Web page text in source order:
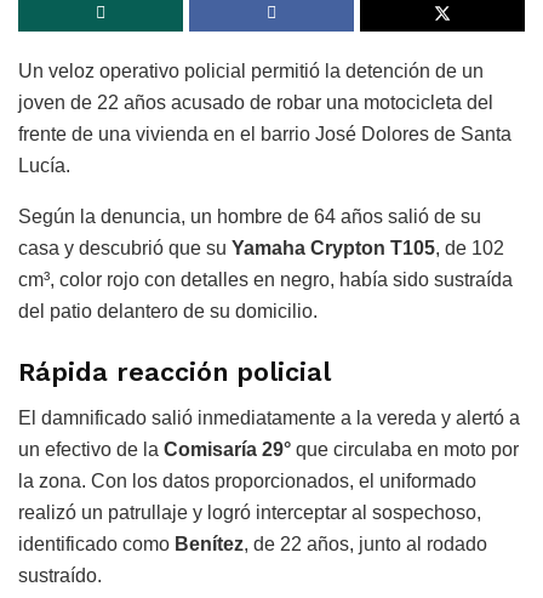
Un veloz operativo policial permitió la detención de un
joven de 22 años acusado de robar una motocicleta del
frente de una vivienda en el barrio José Dolores de Santa
Lucía.
Según la denuncia, un hombre de 64 años salió de su
casa y descubrió que su Yamaha Crypton T105, de 102
cm³, color rojo con detalles en negro, había sido sustraída
del patio delantero de su domicilio.
Rápida reacción policial
El damnificado salió inmediatamente a la vereda y alertó a
un efectivo de la Comisaría 29° que circulaba en moto por
la zona. Con los datos proporcionados, el uniformado
realizó un patrullaje y logró interceptar al sospechoso,
identificado como Benítez, de 22 años, junto al rodado
sustraído.